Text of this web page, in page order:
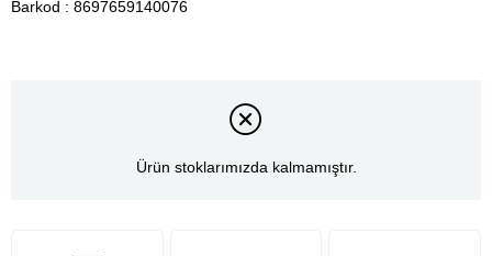
Barkod : 8697659140076
Ürün stoklarımızda kalmamıştır.